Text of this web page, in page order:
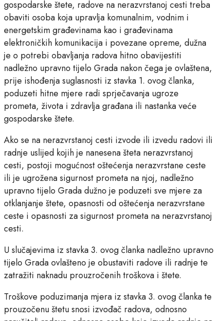
gospodarske štete, radove na nerazvrstanoj cesti treba
obaviti osoba koja upravlja komunalnim, vodnim i
energetskim građevinama kao i građevinama
elektroničkih komunikacija i povezane opreme, dužna
je o potrebi obavljanja radova hitno obavijestiti
nadležno upravno tijelo Grada nakon čega je ovlaštena,
prije ishođenja suglasnosti iz stavka 1. ovog članka,
poduzeti hitne mjere radi sprječavanja ugroze
prometa, života i zdravlja građana ili nastanka veće
gospodarske štete.
Ako se na nerazvrstanoj cesti izvode ili izvedu radovi ili
radnje uslijed kojih je nanesena šteta nerazvrstanoj
cesti, postoji mogućnost oštećenja nerazvrstane ceste
ili je ugrožena sigurnost prometa na njoj, nadležno
upravno tijelo Grada dužno je poduzeti sve mjere za
otklanjanje štete, opasnosti od oštećenja nerazvrstane
ceste i opasnosti za sigurnost prometa na nerazvrstanoj
cesti.
U slučajevima iz stavka 3. ovog članka nadležno upravno
tijelo Grada ovlašteno je obustaviti radove ili radnje te
zatražiti naknadu prouzročenih troškova i štete.
Troškove poduzimanja mjera iz stavka 3. ovog članka te
prouzočenu štetu snosi izvođač radova, odnosno